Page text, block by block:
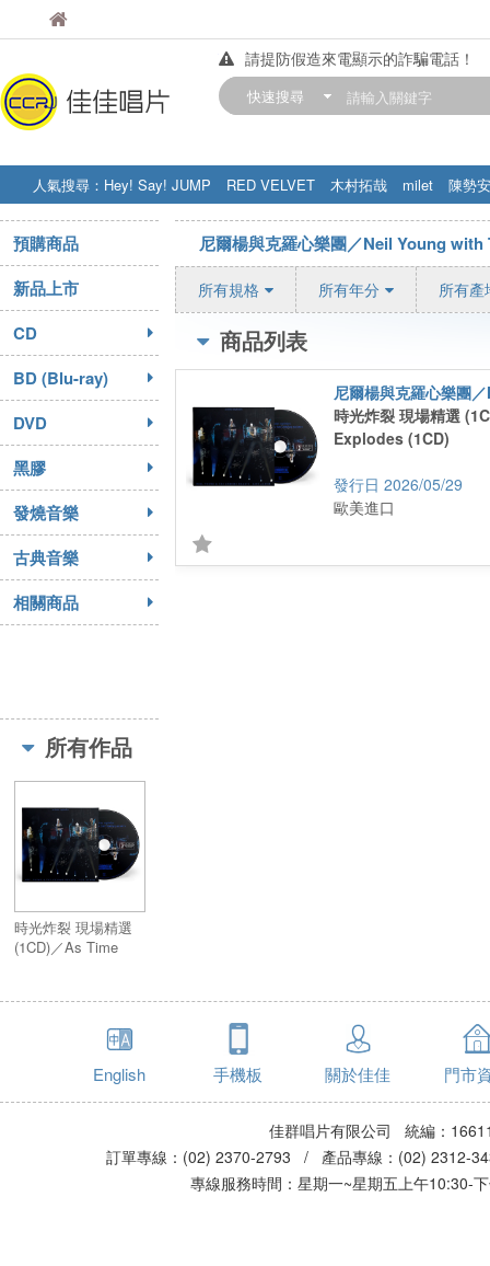
佳佳唱片
請提防假造來電顯示的詐騙電話！
【中華門市營業時間調整公告】
快速搜尋
人氣搜尋： Hey! Say! JUMP RED VELVET 木村拓哉 milet
陳勢安
STRAY KIDS
盧廣仲 周杰伦
預購商品
新品上市
CD
BD (Blu-ray)
DVD
黑膠
發燒音樂
古典音樂
相關商品
所有作品
時光炸裂 現場精選
(1CD)／As Time
尼爾楊與克羅心樂團／Neil Young
所有規格 所有年分 所有產
商品列表
時光炸裂 現場精選
Explodes (1CD)
2026/05/29
歐美進口
English 手機板 關於佳佳 門市
佳群唱片有限公司 統編：
訂單專線：(02) 2370-2793 / 產品專線：(02)
專線服務時間：星期一~星期五上午10:30-